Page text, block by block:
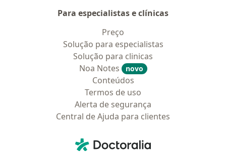
Para especialistas e clínicas
Preço
Solução para especialistas
Solução para clinicas
Noa Notes
novo
Conteúdos
Termos de uso
Alerta de segurança
Central de Ajuda para clientes
Doctoralia - Homepage